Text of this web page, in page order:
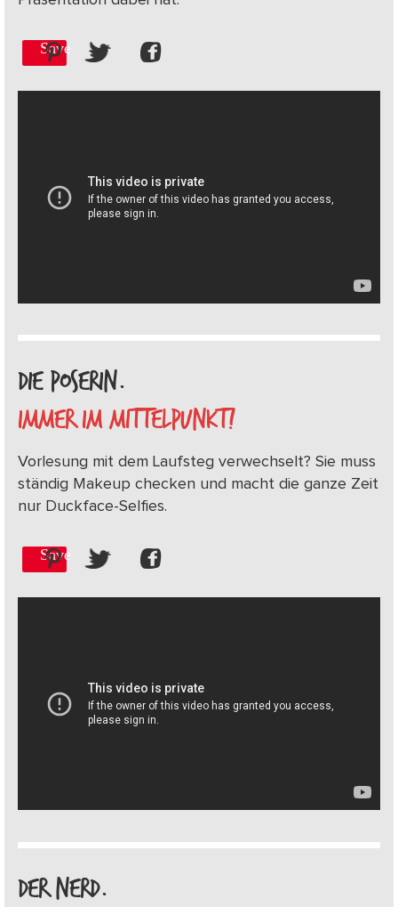
Save
DIE POSERIN.
IMMER IM MITTELPUNKT!
Vorlesung mit dem Laufsteg verwechselt? Sie muss
ständig Makeup checken und macht die ganze Zeit
nur Duckface-Selfies.
Save
DER NERD.